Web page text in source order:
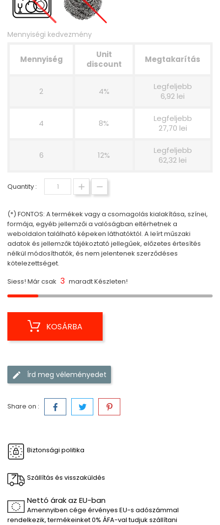
Mennyiségi kedvezmény
Mennyiség
Unit
discount
Megtakarítás
2 4%
Legfeljebb
6,92 lei
4 8%
Legfeljebb
27,70 lei
6 12%
Legfeljebb
62,32 lei
Quantity :
(*) FONTOS: A termékek vagy a csomagolás kialakítása, színei,
formája, egyéb jellemzői a valóságban eltérhetnek a
weboldalon található képeken láthatóktól. A leírt műszaki
adatok és jellemzők tájékoztató jellegűek, előzetes értesítés
nélkül módosíthatók, és nem jelentenek szerződéses
kötelezettséget.
Siess! Már csak 3 maradt Készleten!
KOSÁRBA
Írd meg véleményedet
Share on :
Biztonsági politika
Szállítás és visszaküldés
Nettó árak az EU-ban
Amennyiben cége érvényes EU-s adószámmal
rendelkezik, termékeinket 0% ÁFA-val tudjuk szállítani